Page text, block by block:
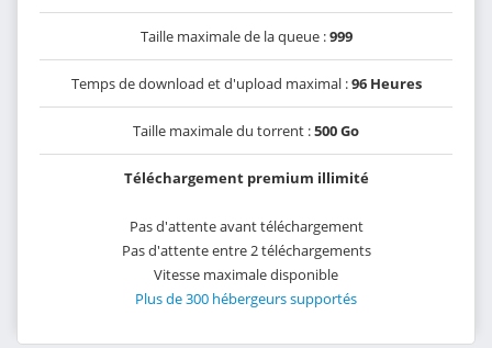
Taille maximale de la queue :999
Temps de download et d'upload maximal :96 Heures
Taille maximale du torrent :500 Go
Téléchargement premium illimité
Pas d'attente avant téléchargement
Pas d'attente entre 2 téléchargements
Vitesse maximale disponible
Plus de 300 hébergeurs supportés